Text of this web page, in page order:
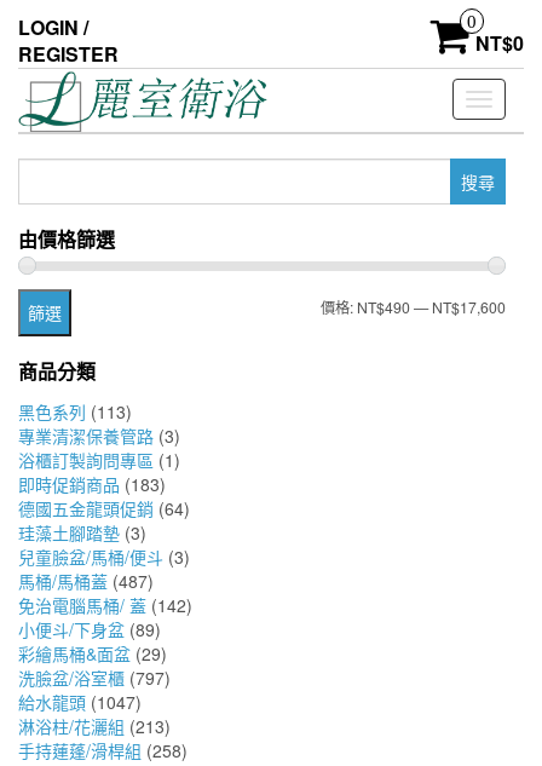
the
content
LOGIN /
REGISTER
0
NT$0
Toggle
鍵
字:
由價格篩選
最最
篩選 價格: NT$490—NT$17,600
商品分類
黑色系列 (113)
專業清潔保養管路 (3)
浴櫃訂製詢問專區 (1)
即時促銷商品 (183)
德國五金龍頭促銷 (64)
珪藻土腳踏墊 (3)
兒童臉盆/馬桶/便斗 (3)
馬桶/馬桶蓋 (487)
免治電腦馬桶/ 蓋 (142)
小便斗/下身盆 (89)
彩繪馬桶&面盆 (29)
洗臉盆/浴室櫃 (797)
給水龍頭 (1047)
淋浴柱/花灑組 (213)
手持蓮蓬/滑桿組 (258)